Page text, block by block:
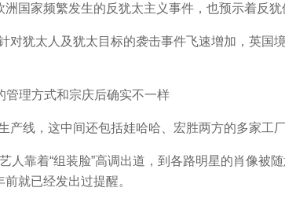
国家频繁发生的反犹太主义事件，也预示着反犹
太人及犹太目标的袭击事件飞速增加，英国
理方式和宗庆后确实不一样
，这中间还包括娃哈哈、宏胜两方的多家工厂
靠着“组装脸”高调出道，到各路明星的肖像被
就已经发出过提醒。